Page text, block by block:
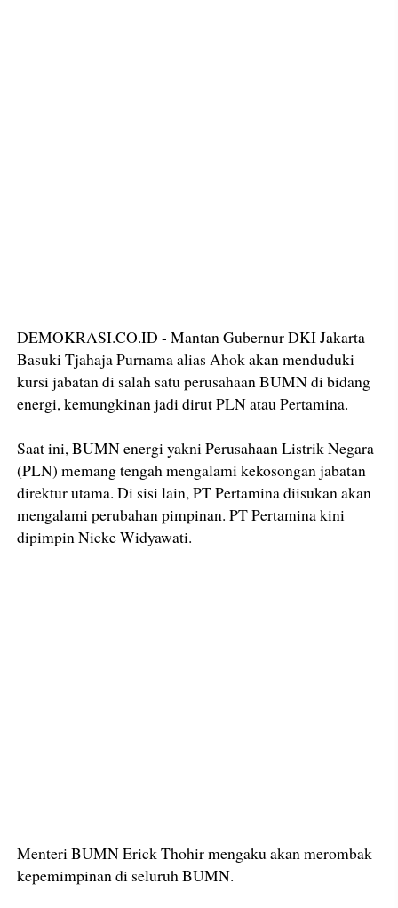
DEMOKRASI.CO.ID - Mantan Gubernur DKI Jakarta
Basuki Tjahaja Purnama alias Ahok akan menduduki
kursi jabatan di salah satu perusahaan BUMN di bidang
energi, kemungkinan jadi dirut PLN atau Pertamina.
Saat ini, BUMN energi yakni Perusahaan Listrik Negara
(PLN) memang tengah mengalami kekosongan jabatan
direktur utama. Di sisi lain, PT Pertamina diisukan akan
mengalami perubahan pimpinan. PT Pertamina kini
dipimpin Nicke Widyawati.
Menteri BUMN Erick Thohir mengaku akan merombak
kepemimpinan di seluruh BUMN.